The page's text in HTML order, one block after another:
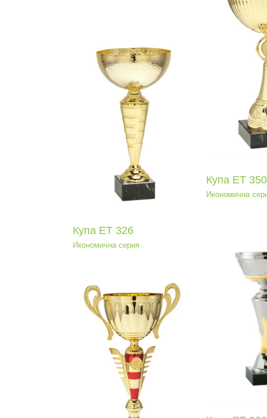
Купа ЕТ 350
Икономична серия
Купа ЕТ 350
Икономична
Купа ЕТ 326
Икономична серия
Купа ЕТ 206
Икономична серия